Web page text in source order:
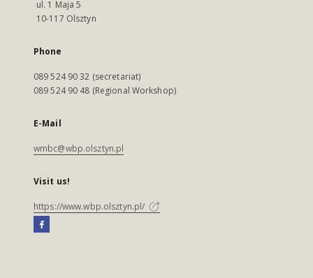
ul. 1 Maja 5
10-117 Olsztyn
Phone
089 524 90 32 (secretariat)
089 524 90 48 (Regional Workshop)
E-Mail
wmbc@wbp.olsztyn.pl
Visit us!
https://www.wbp.olsztyn.pl/